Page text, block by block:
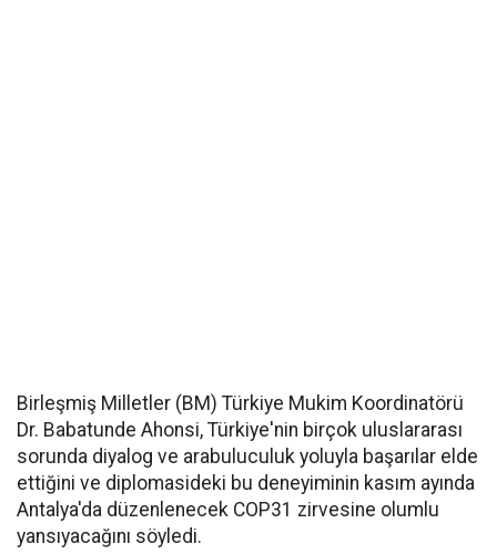
Birleşmiş Milletler (BM) Türkiye Mukim Koordinatörü
Dr. Babatunde Ahonsi, Türkiye'nin birçok uluslararası
sorunda diyalog ve arabuluculuk yoluyla başarılar elde
ettiğini ve diplomasideki bu deneyiminin kasım ayında
Antalya'da düzenlenecek COP31 zirvesine olumlu
yansıyacağını söyledi.